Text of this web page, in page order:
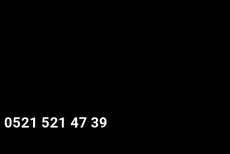
0521 521 47 39